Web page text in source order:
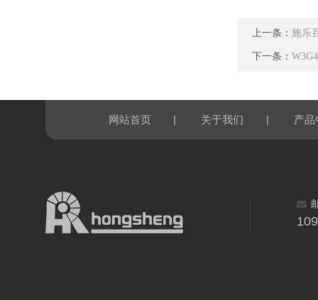
上一条： 施乐
下一条：
网站首页 | 关于我们 | 产品